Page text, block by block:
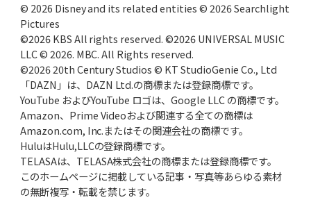
© 2026 Disney and its related entities © 2026 Searchlight
Pictures
©2026 KBS All rights reserved. ©2026 UNIVERSAL MUSIC
LLC © 2026. MBC. All Rights reserved.
©2026 20th Century Studios © KT StudioGenie Co., Ltd
「DAZN」は、DAZN Ltd.の商標または登録商標です。
YouTube およびYouTube ロゴは、Google LLC の商標です。
Amazon、Prime Videoおよび関連する全ての商標は
Amazon.com, Inc.またはその関連会社の商標です。
HuluはHulu,LLCの登録商標です。
TELASAは、TELASA株式会社の商標または登録商標です。
このホームページに掲載している記事・写真等あらゆる素材
の無断複写・転載を禁じます。